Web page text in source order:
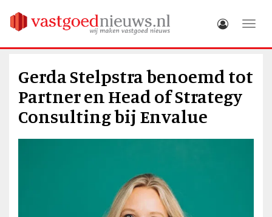
Gerda Stelpstra benoemd tot
Partner en Head of Strategy
Consulting bij Envalue